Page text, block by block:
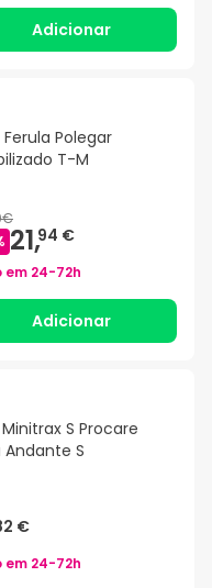
Adicionar
Ferula Polegar
T-M
21,94 €
em 24-72h
Adicionar
S Procare
Andante S
€
em 24-72h